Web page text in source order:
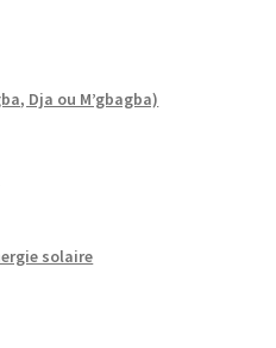
Dja ou M’gbagba)
solaire